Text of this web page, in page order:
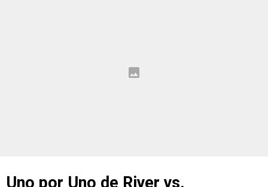
Uno por Uno de River vs.